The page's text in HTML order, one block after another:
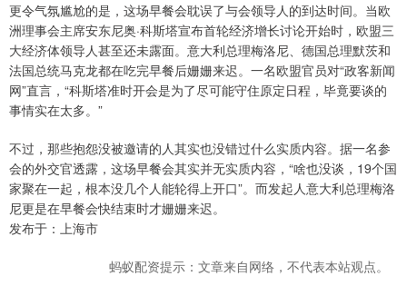
更令气氛尴尬的是，这场早餐会耽误了与会领导人的到达时间。当欧
洲理事会主席安东尼奥·科斯塔宣布首轮经济增长讨论开始时，欧盟三
大经济体领导人甚至还未露面。意大利总理梅洛尼、德国总理默茨和
法国总统马克龙都在吃完早餐后姗姗来迟。一名欧盟官员对“政客新闻
网”直言，“科斯塔准时开会是为了尽可能守住原定日程，毕竟要谈的
事情实在太多。”
不过，那些抱怨没被邀请的人其实也没错过什么实质内容。据一名参
会的外交官透露，这场早餐会其实并无实质内容，“啥也没谈，19个国
家聚在一起，根本没几个人能轮得上开口”。而发起人意大利总理梅洛
尼更是在早餐会快结束时才姗姗来迟。
发布于：上海市
蚂蚁配资提示：文章来自网络，不代表本站观点。